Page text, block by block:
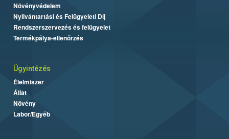
Növényvédelem
Nyilvántartási és Felügyeleti Díj
Rendszerszervezés és felügyelet
Termékpálya-ellenőrzés
Ügyintézés
Élelmiszer
Állat
Növény
Labor/Egyéb